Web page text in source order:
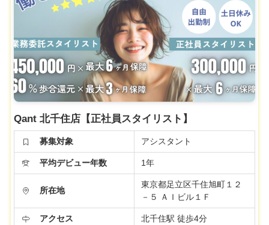
Qant 北千住店【正社員スタイリスト】
募集対象 アシスタント
平均デビュー年数 1年
所在地
東京都足立区千住旭町１２
－５ ＡＩビル１Ｆ
アクセス 北千住駅 徒歩4分